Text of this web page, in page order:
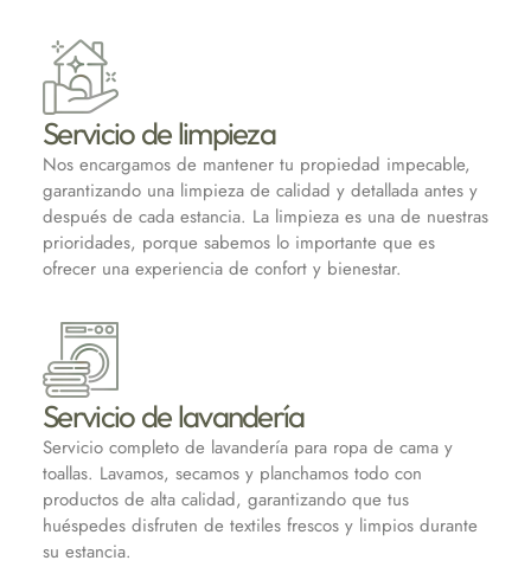
Servicio de limpieza
Nos encargamos de mantener tu propiedad impecable,
garantizando una limpieza de calidad y detallada antes y
después de cada estancia. La limpieza es una de nuestras
prioridades, porque sabemos lo importante que es
ofrecer una experiencia de confort y bienestar.
Servicio de lavandería
Servicio completo de lavandería para ropa de cama y
toallas. Lavamos, secamos y planchamos todo con
productos de alta calidad, garantizando que tus
huéspedes disfruten de textiles frescos y limpios durante
su estancia.